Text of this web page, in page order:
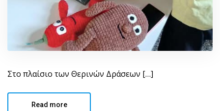
Στο πλαίσιο των Θερινών Δράσεων […]
Read more